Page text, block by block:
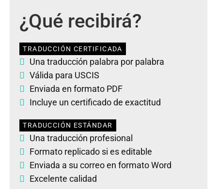
¿Qué recibirá?
TRADUCCIÓN CERTIFICADA
Una traducción palabra por palabra
Válida para USCIS
Enviada en formato PDF
Incluye un certificado de exactitud
TRADUCCIÓN ESTÁNDAR
Una traducción profesional
Formato replicado si es editable
Enviada a su correo en formato Word
Excelente calidad